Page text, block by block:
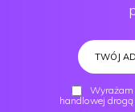
handlowej